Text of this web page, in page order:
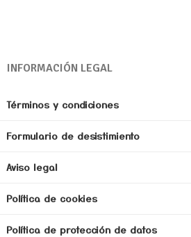
INFORMACIÓN LEGAL
Términos y condiciones
Formulario de desistimiento
Aviso legal
Política de cookies
Política de protección de datos